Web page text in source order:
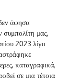
άφησα
συμπολίτη μας,
2023 λίγο
καταγραφικά,
σε μια τέτοια